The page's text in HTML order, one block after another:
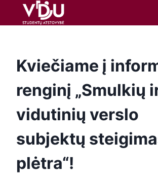
Kviečiame į
renginį „Smulkių
vidutinių verslo
subjektų
plėtra“!